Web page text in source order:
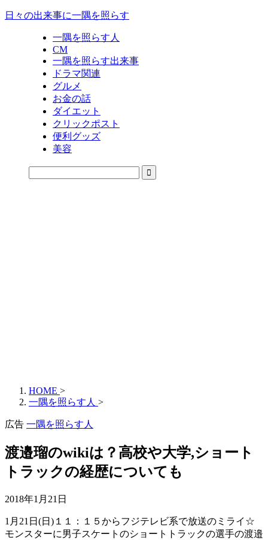
日々の出来事に一隅を照らす
一隅を照らす人
CM
一隅を照らす出来事
ドラマ関連
グルメ
お金の話
ダイエット
クリックポスト
便利グッズ
美容
HOME >
一隅を照らす人 >
広告 一隅を照らす人
渡邉瑠のwikiは？高校や大学,ショート
トラックの経歴についても
2018年1月21日
1月21日(日)１１：１５からフジテレビ系で放送のミライ☆
モンスターに男子スケートのショートトラックの選手の渡邉